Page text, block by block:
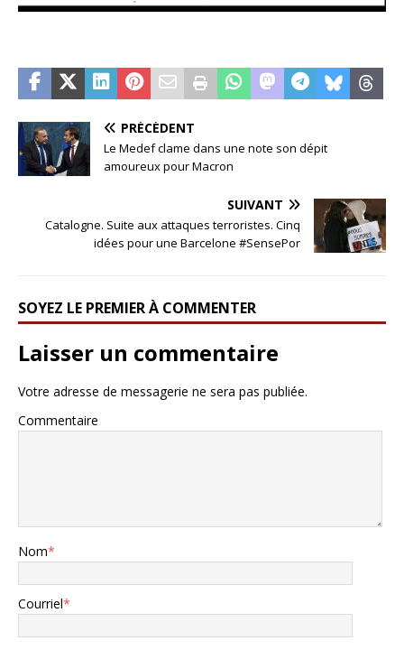
PRÉCÉDENT
Le Medef clame dans une note son dépit
amoureux pour Macron
SUIVANT
Catalogne. Suite aux attaques terroristes. Cinq
idées pour une Barcelone #SensePor
SOYEZ LE PREMIER À COMMENTER
Laisser un commentaire
Votre adresse de messagerie ne sera pas publiée.
Commentaire
Nom*
Courriel*